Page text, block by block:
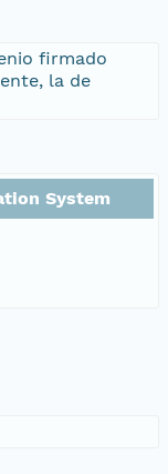
firmado
la de
System